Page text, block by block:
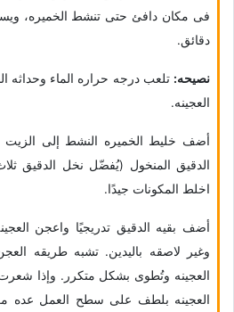
دقائق.
نصیحه: تلعب درجه حراره الماء وحداثه
العجینه.
أضف خلیط الخمیره النشط إلى الزیت
الدقیق المنخول (یُفضّل نخل الدقیق
اخلط المکونات جیدًا.
أضف بقیه الدقیق تدریجیًا واعجن
وغیر لاصقه بالیدین. تشبه طریقه
العجینه وتُطوى بشکل متکرر. وإذا